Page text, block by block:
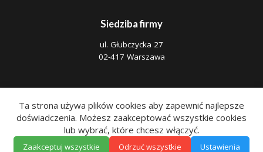
Siedziba firmy
ul. Głubczycka 27
02-417 Warszawa
Polityka prywatności|Regulamin
Copyright © 2026 Petrovision - lokalizacja pojazdów, śledzenie
GPS z integracją eTOLL, SENT i generowaniem kilometrówki.
Ta strona używa plików cookies aby zapewnić najlepsze
doświadczenia. Możesz zaakceptować wszystkie cookies
lub wybrać, które chcesz włączyć.
Zaakceptuj wszystkie Odrzuć wszystkie Ustawienia